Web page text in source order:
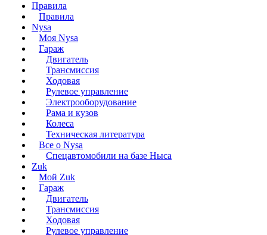
Правила
Правила
Nysa
Моя Nysa
Гараж
Двигатель
Трансмиссия
Ходовая
Рулевое управление
Электрооборудование
Рама и кузов
Колеса
Техническая литература
Все о Nysa
Спецавтомобили на базе Ныса
Zuk
Мой Zuk
Гараж
Двигатель
Трансмиссия
Ходовая
Рулевое управление